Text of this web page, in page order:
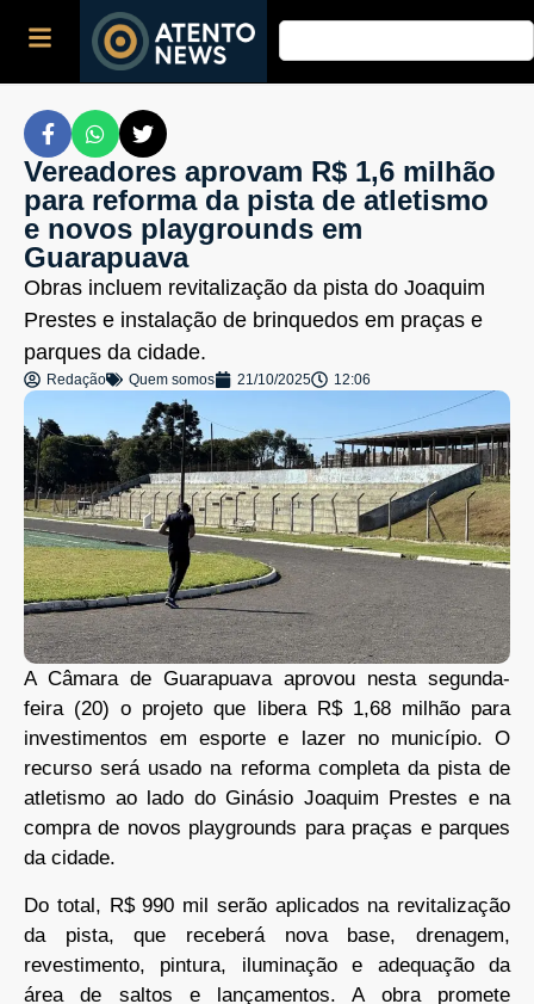
Vereadores aprovam R$ 1,6 milhão
para reforma da pista de atletismo
e novos playgrounds em
Guarapuava
Obras incluem revitalização da pista do Joaquim
Prestes e instalação de brinquedos em praças e
parques da cidade.
Redação Quem somos 21/10/2025 12:06
A Câmara de Guarapuava aprovou nesta segunda-
feira (20) o projeto que libera R$ 1,68 milhão para
investimentos em esporte e lazer no município. O
recurso será usado na reforma completa da pista de
atletismo ao lado do Ginásio Joaquim Prestes e na
compra de novos playgrounds para praças e parques
da cidade.
Do total, R$ 990 mil serão aplicados na revitalização
da pista, que receberá nova base, drenagem,
revestimento, pintura, iluminação e adequação da
área de saltos e lançamentos. A obra promete